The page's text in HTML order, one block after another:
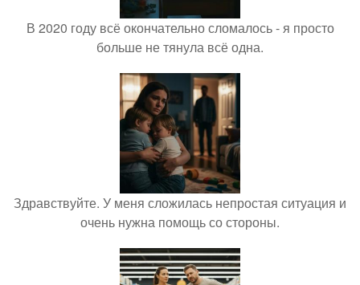
В 2020 году всё окончательно сломалось - я просто
больше не тянула всё одна.
Здравствуйте. У меня сложилась непростая ситуация и
очень нужна помощь со стороны.